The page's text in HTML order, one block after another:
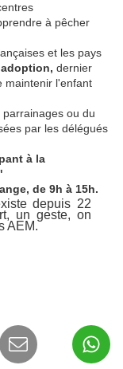
à pêcher
et les pays
adoption, dernier
maintenir l'enfant
ou du
par les délégués
à la
de 9h à 15h.
depuis 22
un geste, on
AEM.